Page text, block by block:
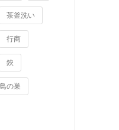
茶釜洗い
行商
鋏
鳥の巣